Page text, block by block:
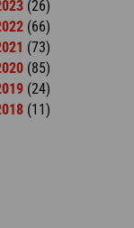
(26)
(66)
(73)
(85)
(24)
(11)